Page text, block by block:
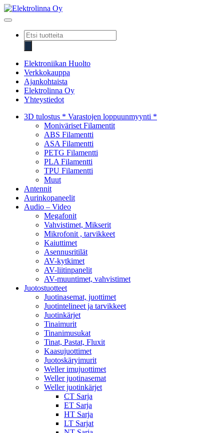
Skip
to
Products
search
Elektroniikan Huolto
Verkkokauppa
Ajankohtaista
Elektrolinna Oy
Yhteystiedot
3D tulostus * Varastojen loppuunmyynti *
Moniväriset Filamentit
ABS Filamentti
ASA Filamentti
PETG Filamentti
PLA Filamentti
TPU Filamentti
Muut
Antennit
Aurinkopaneelit
Audio – Video
Megafonit
Vahvistimet, Mikserit
Mikrofonit , tarvikkeet
Kaiuttimet
Asennusritilät
AV-kytkimet
AV-liitinpanelit
AV-muuntimet, vahvistimet
Juotostuotteet
Juotinasemat, juottimet
Juotintelineet ja tarvikkeet
Juotinkärjet
Tinaimurit
Tinanimusukat
Tinat, Pastat, Fluxit
Kaasujuottimet
Juotoskäryimurit
Weller imujuottimet
Weller juotinasemat
Weller juotinkärjet
CT Sarja
ET Sarja
HT Sarja
LT Sarjat